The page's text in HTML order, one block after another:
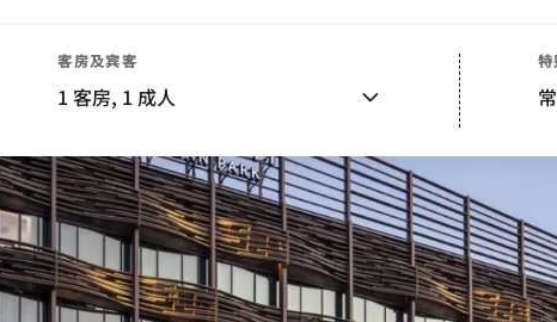
客房及宾客
1 客房, 1 成人
特